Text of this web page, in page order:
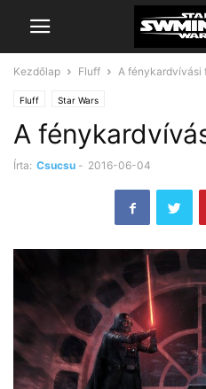
Kezdőlap Fluff A fénykardvívási
Fluff Star Wars
A
Írta: Csucsu - 2016-06-04